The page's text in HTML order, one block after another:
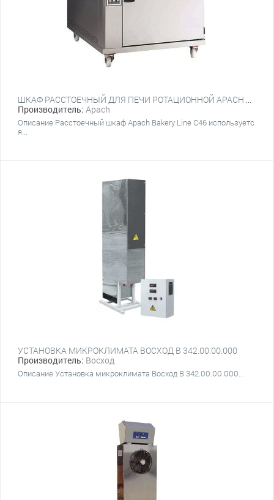
ШКАФ РАССТОЕЧНЫЙ ДЛЯ ПЕЧИ РОТАЦИОННОЙ APACH BAKERY LINE C46
Производитель: Apach
Описание Расстоечный шкаф Apach Bakery Line C46 используетс
я...
УСТАНОВКА МИКРОКЛИМАТА ВОСХОД В 342.00.00.000
Производитель: Восход
Описание Установка микроклимата Восход В 342.00.00.000...